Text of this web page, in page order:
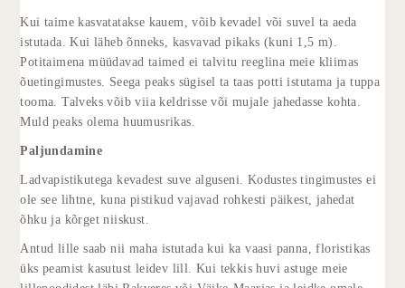
Kui taime kasvatatakse kauem, võib kevadel või suvel ta aeda
istutada. Kui läheb õnneks, kasvavad pikaks (kuni 1,5 m).
Potitaimena müüdavad taimed ei talvitu reeglina meie kliimas
õuetingimustes. Seega peaks sügisel ta taas potti istutama ja tuppa
tooma. Talveks võib viia keldrisse või mujale jahedasse kohta.
Muld peaks olema huumusrikas.
Paljundamine
Ladvapistikutega kevadest suve alguseni. Kodustes tingimustes ei
ole see lihtne, kuna pistikud vajavad rohkesti päikest, jahedat
õhku ja kõrget niiskust.
Antud lille saab nii maha istutada kui ka vaasi panna, floristikas
üks peamist kasutust leidev lill. Kui tekkis huvi astuge meie